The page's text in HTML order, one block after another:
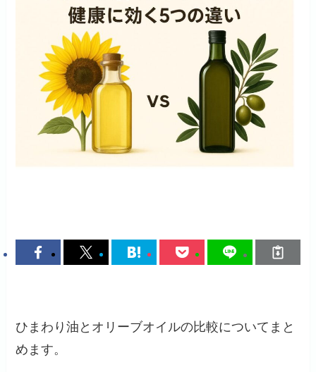
ひまわり油とオリーブオイルの比較についてまと
めます。